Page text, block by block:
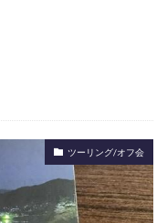
ツーリング/オフ会